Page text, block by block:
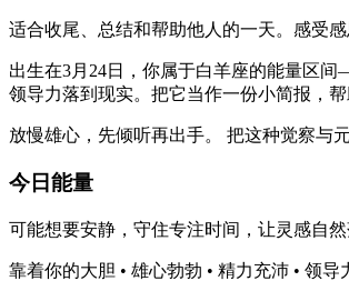
适合收尾、总结和帮助他人的一天。感受感
出生在3月24日，你属于白羊座的能量区
领导力落到现实。把它当作一份小简报，帮
放慢雄心，先倾听再出手。 把这种觉察与
今日能量
可能想要安静，守住专注时间，让灵感自然
靠着你的大胆 • 雄心勃勃 • 精力充沛 • 领